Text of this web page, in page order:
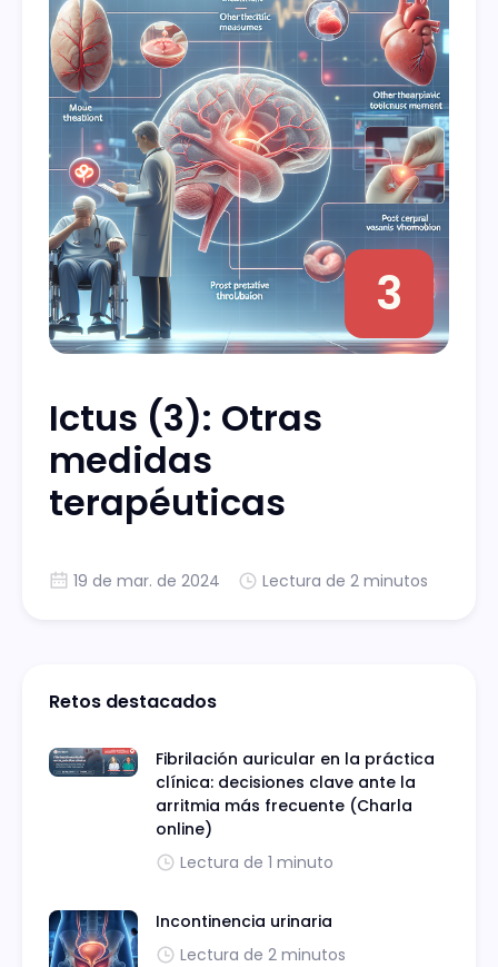
3
Ictus (3): Otras
medidas
terapéuticas
19 de mar. de 2024 Lectura de 2 minutos
Retos destacados
Fibrilación auricular en la práctica
clínica: decisiones clave ante la
arritmia más frecuente (Charla
online)
Lectura de 1 minuto
Incontinencia urinaria
Lectura de 2 minutos